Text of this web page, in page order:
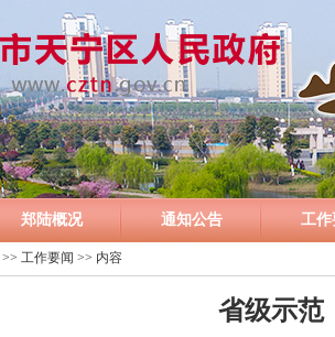
郑陆概况 通知公告 工作
>> 工作要闻 >> 内容
省级示范